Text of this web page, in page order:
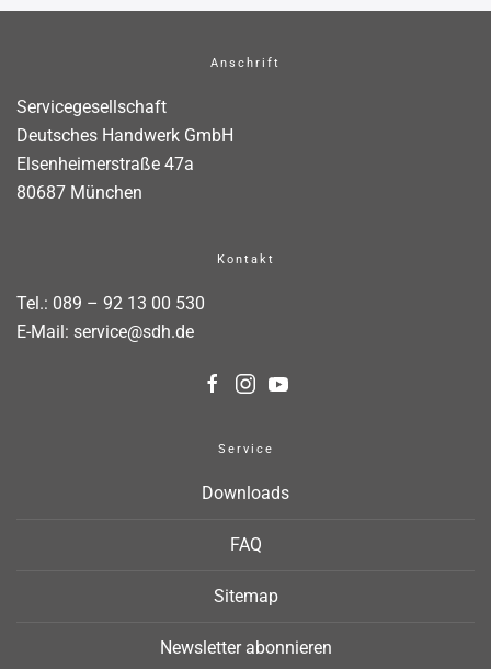
Anschrift
Servicegesellschaft
Deutsches Handwerk GmbH
Elsenheimerstraße 47a
80687 München
Kontakt
Tel.: 089 – 92 13 00 530
E-Mail: service@sdh.de
Service
Downloads
FAQ
Sitemap
Newsletter abonnieren